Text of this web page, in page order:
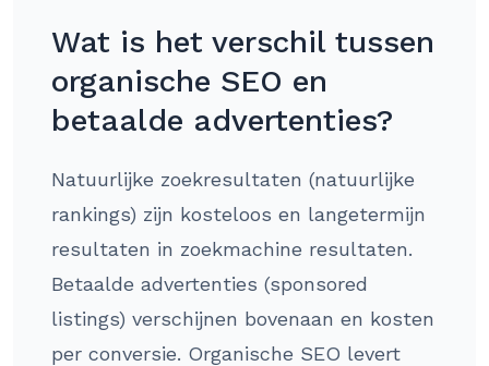
Wat is het verschil tussen
organische SEO en
betaalde advertenties?
Natuurlijke zoekresultaten (natuurlijke
rankings) zijn kosteloos en langetermijn
resultaten in zoekmachine resultaten.
Betaalde advertenties (sponsored
listings) verschijnen bovenaan en kosten
per conversie. Organische SEO levert